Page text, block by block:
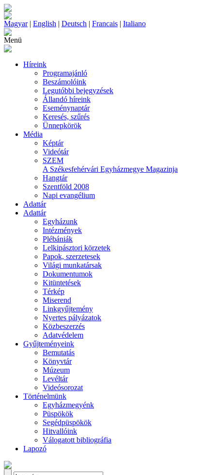
Magyar| English | Deutsch | Francais | Italiano
Menü
Híreink
Programajánló
Beszámolóink
Legutóbbi bejegyzések
Állandó híreink
Eseménynaptár
Keresés, szűrés
Ünnepkörök
Média
Képtár
Videótár
SZEM
A Székesfehérvári Egyházmegye Magazinja
Hangtár
Szentföld 2008
Napi evangélium
Adattár
Adattár
Egyházunk
Intézmények
Plébániák
Lelkipásztori körzetek
Papok, szerzetesek
Világi munkatársak
Dokumentumok
Kitüntetések
Térkép
Miserend
Linkgyűjtemény
Nyertes pályázatok
Közbeszerzés
Adatvédelem
Gyűjteményeink
Bemutatás
Könyvtár
Múzeum
Levéltár
Videósorozat
Történelmünk
Egyházmegyénk
Püspökök
Segédpüspökök
Hitvallóink
Válogatott bibliográfia
Lapozó